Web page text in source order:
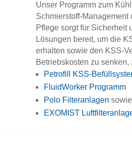
Unser Programm zum
Schmierstoff-Management
Pflege sorgt für Sicherheit
Lösungen bereit, um die
erhalten sowie den KSS-
Betriebskosten zu senken,
Petrofill KSS-
FluidWorker Programm
Polo Filteranlagen sowie
EXOMIST